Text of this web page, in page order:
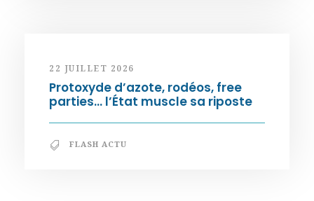
22 JUILLET 2026
Protoxyde d’azote, rodéos, free
parties… l’État muscle sa riposte
FLASH ACTU